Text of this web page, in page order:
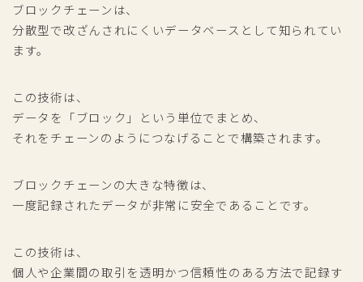
ブロックチェーンは、
分散型で改ざんされにくいデータベースとして知られてい
ます。
この技術は、
データを「ブロック」という単位でまとめ、
それをチェーンのようにつなげることで構築されます。
ブロックチェーンの大きな特徴は、
一度記録されたデータが非常に安全であることです。
この技術は、
個人や企業間の取引を透明かつ信頼性のある方法で記録す